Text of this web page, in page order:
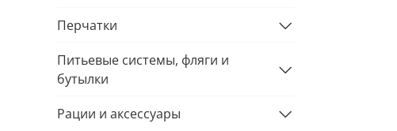
Перчатки
Питьевые системы, фляги и
бутылки
Рации и аксессуары